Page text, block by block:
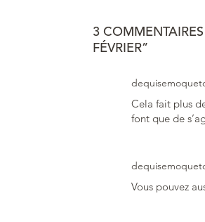
3
FÉVRIER”
Cela fait plus
font que de
Vous pouvez